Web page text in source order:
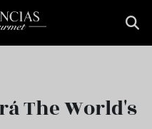
The World's